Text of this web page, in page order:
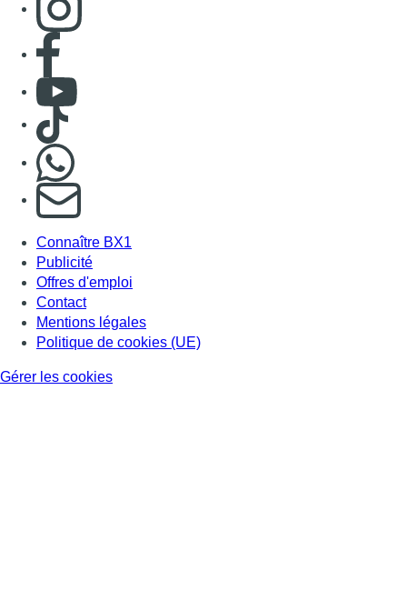
Consulter page Facebook
Consulter Youtube
Consulter TikTok
S'abonner à notre newsletter
Connaître BX1
Publicité
Offres d'emploi
Contact
Mentions légales
Politique de cookies (UE)
Gérer les cookies